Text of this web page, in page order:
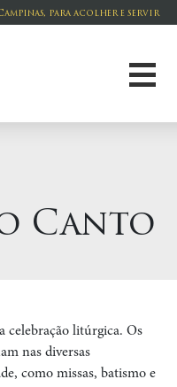
para acolher e servir
Canto
celebração litúrgica. Os
nas diversas
como missas, batismo e